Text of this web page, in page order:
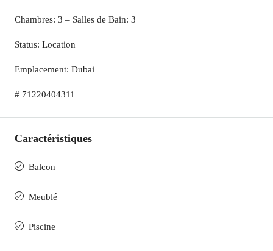
Chambres: 3 – Salles de Bain: 3
Status: Location
Emplacement: Dubai
# 71220404311
Caractéristiques
Balcon
Meublé
Piscine